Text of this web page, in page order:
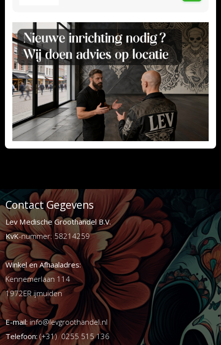
Contact Gegevens
Lev Medische Groothandel B.V.
KvK-nummer: 58214259
Winkel en Afhaaladres:
Kennemerlaan 114
1972ER ijmuiden
E-mail:info@levgroothandel.nl
Telefoon:(+31) 0255 515 136